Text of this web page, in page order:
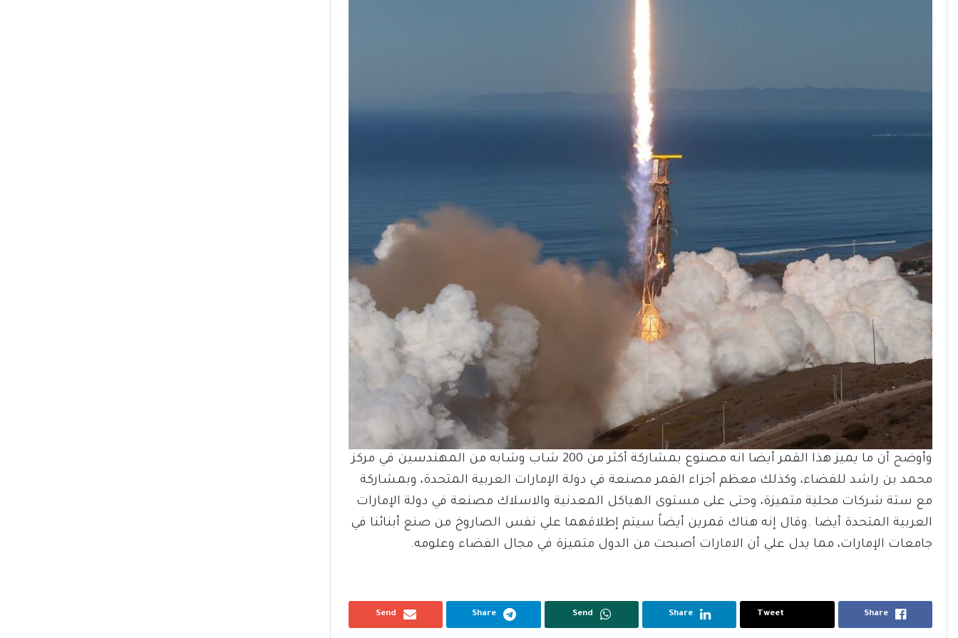
وأوضح أن ما يميز هذا القمر أيضا انه مصنوع بمشاركة أكثر من 200 شاب وشابه من المهندسين في مركز
محمد بن راشد للفضاء، وكذلك معظم أجزاء القمر مصنعة في دولة الإمارات العربية المتحدة، وبمشاركة
مع ستة شركات محلية متميزة، وحتى على مستوى الهياكل المعدنية والاسلاك مصنعة في دولة الإمارات
العربية المتحدة أيضا .وقال إنه هناك قمرين أيضاً سيتم إطلاقهما علي نفس الصاروخ من صنع أبنائنا في
جامعات الإمارات، مما يدل علي أن الامارات أصبحت من الدول متميزة في مجال الفضاء وعلومه.
Share
Tweet
Share
Send
Share
Send